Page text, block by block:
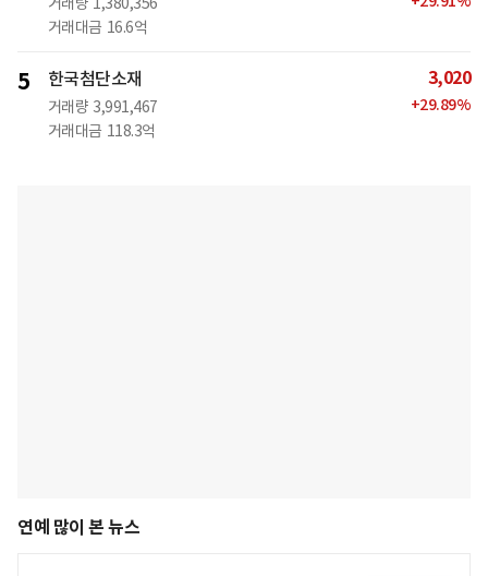
거래대금 16.6억
5 한국첨단소재
거래량 3,991,467
거래대금 118.3억
3,020
+29.89%
연예 많이 본 뉴스